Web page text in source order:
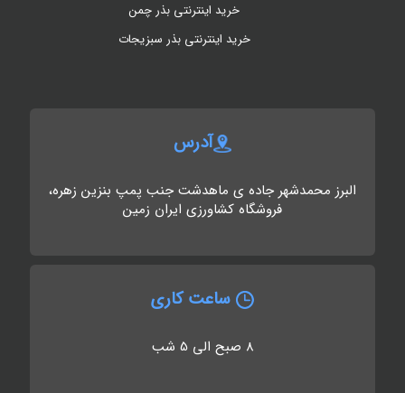
خرید اینترنتی بذر چمن
خرید اینترنتی بذر سبزیجات
آدرس
البرز محمدشهر جاده ی ماهدشت جنب پمپ بنزین زهره،
فروشگاه کشاورزی ایران زمین
ساعت کاری
8 صبح الی 5 شب